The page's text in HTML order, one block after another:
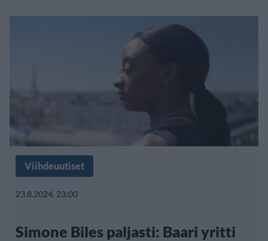
Viihdeuutiset
23.8.2024, 23:00
Simone Biles paljasti: Baari yritti